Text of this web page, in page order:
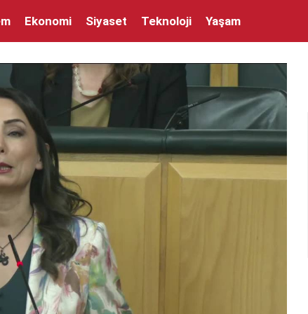
Ekonomi Siyaset Teknoloji Yaşam